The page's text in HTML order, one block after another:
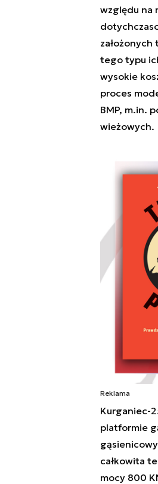
względu na
tego typu
wysokie
proces
BMP, m.in.
wieżowych.
Reklama
Kurganiec-
platformie
całkowita
mocy 800